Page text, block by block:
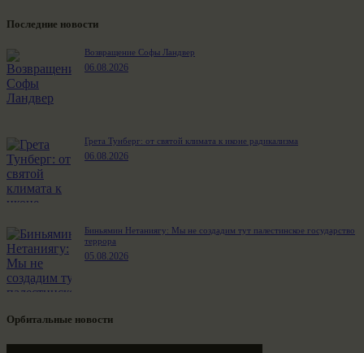
Последние новости
Возвращение Софы Ландвер
06.08.2026
Грета Тунберг: от святой климата к иконе радикализма
06.08.2026
Биньямин Нетаниягу: Мы не создадим тут палестинское государство
террора
05.08.2026
Орбитальные новости